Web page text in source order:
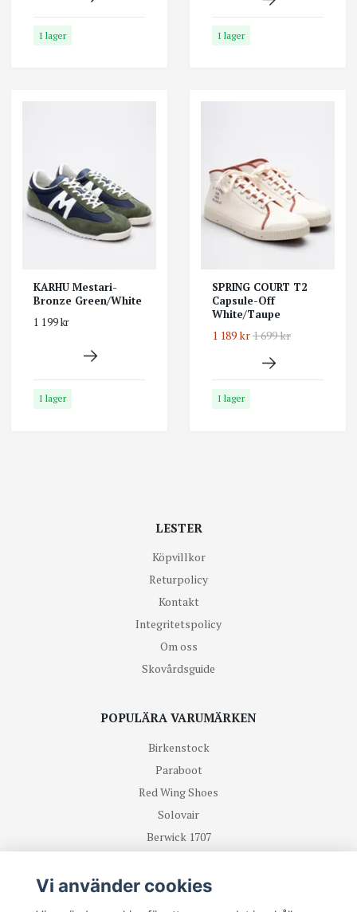
I lager I lager
KARHU Mestari-
Bronze Green/White
1 199 kr
I lager
SPRING COURT T2
Capsule-Off
White/Taupe
1 189 kr1 699 kr
I lager
LESTER
Köpvillkor
Returpolicy
Kontakt
Integritetspolicy
Om oss
Skovårdsguide
POPULÄRA VARUMÄRKEN
Birkenstock
Paraboot
Red Wing Shoes
Solovair
Berwick 1707
TA DEL UTAV NYHETER OCH ERBJUDANDEN FÖRST
Vi använder cookies